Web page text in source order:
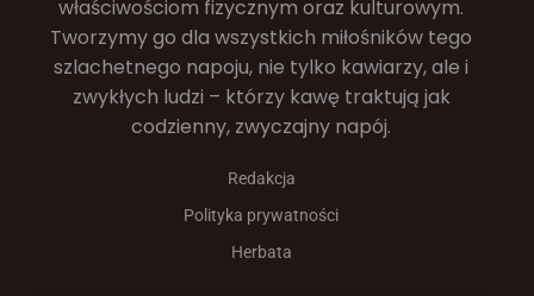
właściwościom fizycznym oraz kulturowym.
Tworzymy go dla wszystkich miłośników tego
szlachetnego napoju, nie tylko kawiarzy, ale i
zwykłych ludzi – którzy kawę traktują jak
codzienny, zwyczajny napój.
Redakcja
Polityka prywatności
Herbata